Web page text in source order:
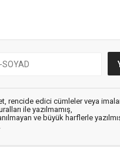
rencide edici cümleler veya
ile yazılmamış,
ve büyük harflerle